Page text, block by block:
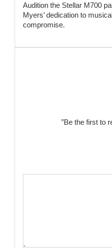
Audition the Stellar M700
Myers’ dedication to
compromise.
Be the first to